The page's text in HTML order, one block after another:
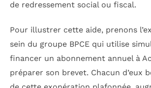
de redressement social ou fiscal.
Pour illustrer cette aide, prenons
sein du groupe BPCE qui utilise
financer un abonnement annuel à
préparer son brevet. Chacun d’eux